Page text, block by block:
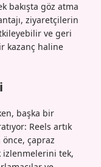
bakışta göz atma
ziyaretçilerin
ve geri
kazanç haline
başka bir
Reels artık
önce, çapraz
izlenmelerini tek,